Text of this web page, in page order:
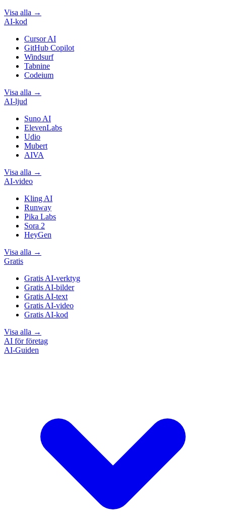
Visa alla →
AI-kod
Cursor AI
GitHub Copilot
Windsurf
Tabnine
Codeium
Visa alla →
AI-ljud
Suno AI
ElevenLabs
Udio
Mubert
AIVA
Visa alla →
AI-video
Kling AI
Runway
Pika Labs
Sora 2
HeyGen
Visa alla →
Gratis
Gratis AI-verktyg
Gratis AI-bilder
Gratis AI-text
Gratis AI-video
Gratis AI-kod
Visa alla →
AI för företag
AI-Guiden